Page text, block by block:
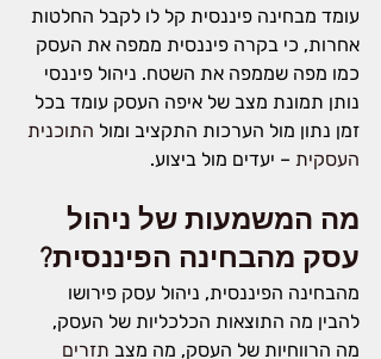
עומד מבחינה פיננסית קל לו לקבל החלטות
אחרות, כי בקרה פיננסית ממפה את העסק
כמו מפה שממפה את השטח. ניהול פיננסי
נותן תמונת מצב של איפה העסק עומד בכל
זמן נתון מול הערכות התקציב ומול התוכנית
העסקית – יעדים מול ביצוע.
מה המשמעות של ניהול
עסק מהבחינה הפיננסית?
מהבחינה הפיננסית, ניהול עסק פירושו
להבין מה התוצאות הכלכליות של העסק,
מה הרווחיות של העסק, מה מצב תזרים